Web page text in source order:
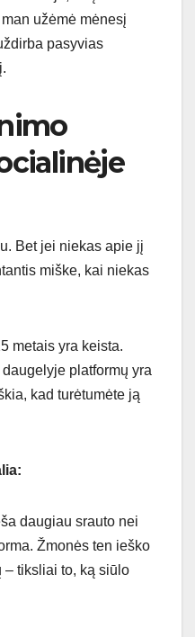
užėmė mėnesį
pasyvias
Bet jei niekas apie jį
miške, kai niekas
metais yra keista.
platformų yra
kad turėtumėte ją
daugiau srauto nei
Žmonės ten ieško
– tiksliai to, ką siūlo